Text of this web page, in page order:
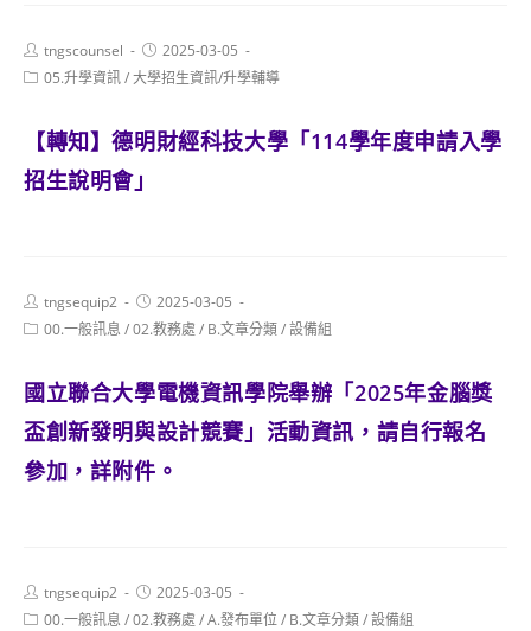
Post
author:
tngscounsel
Post
published:
2025-03-05
Post05.升學資訊/大學招生資訊/升學輔導
【轉知】德明財經科技大學「114學年度申請入學
招生說明會」
Post
author:
tngsequip2
Post
published:
2025-03-05
Post00.一般訊息 /02.教務處 / B.文章分類/設備組
國立聯合大學電機資訊學院舉辦「2025年金腦獎
盃創新發明與設計競賽」活動資訊，請自行報名
參加，詳附件。
Post
author:
tngsequip2
Post
published:
2025-03-05
Post00.一般訊息 /02.教務處 /A.發布單位/ B.文章分類/設備組